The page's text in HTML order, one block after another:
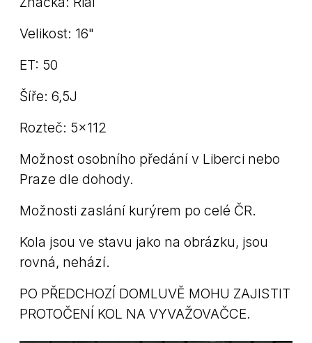
Velikost: 16"
ET: 50
Šíře: 6,5J
Rozteč: 5x112
Možnost osobního předání v Liberci nebo
Praze dle dohody.
Možnosti zaslání kurýrem po celé ČR.
Kola jsou ve stavu jako na obrázku, jsou
rovná, nehází.
PO PŘEDCHOZÍ DOMLUVĚ MOHU ZAJISTIT
PROTOČENÍ KOL NA VYVAŽOVAČCE.